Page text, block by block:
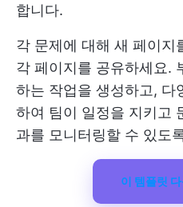
합니다.
각 문제에 대해 새 페이지
각 페이지를 공유하세요.
하는 작업을 생성하고,
하여 팀이 일정을 지키고
과를 모니터링할 수 있도
이 템플릿